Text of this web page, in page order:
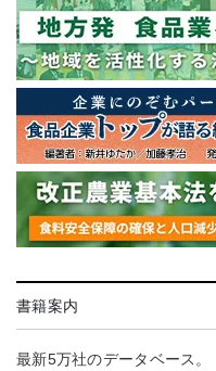
書籍案内
最新5万社のデータベース。